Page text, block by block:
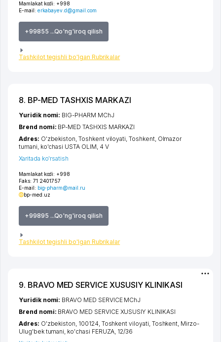
Mamlakat kodi: +998
E-mail: erkabayev.d@gmail.com
+99855 ...Qo'ng'iroq qilish
Tashkilot tegishli bo'lgan Rubrikalar
8. BP-MED TASHXIS MARKAZI
Mamlakat kodi: +998
Faks: 71 2401757
E-mail: big-pharm@mail.ru
bp-med.uz
+99895 ...Qo'ng'iroq qilish
Tashkilot tegishli bo'lgan Rubrikalar
Yuridik nomi: BIG-PHARM MChJ
Brend nomi: BP-MED TASHXIS MARKAZI
Adres: O'zbekiston,Toshkent viloyati,Toshkent, Olmazor
tumani, ko'chasi USTA OLIM, 4 V
Xaritada ko'rsatish
9. BRAVO MED SERVICE XUSUSIY KLINIKASI
Yuridik nomi: BRAVO MED SERVICE MChJ
Brend nomi: BRAVO MED SERVICE XUSUSIY KLINIKASI
Adres: O'zbekiston, 100124, Toshkent viloyati Toshkent Mirzo-
Ulug'bek tumani ko'chasi FERUZA , 12/36